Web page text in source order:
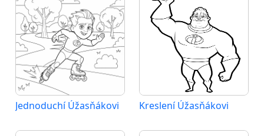
Jednoduchí Úžasňákovi Kreslení Úžasňákovi